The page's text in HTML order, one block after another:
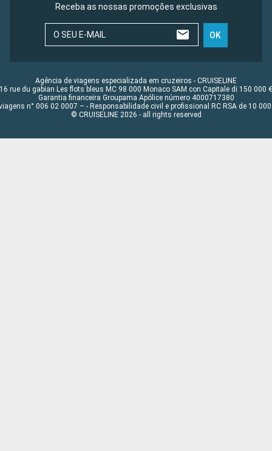
Receba as nossas promoções exclusivas
O SEU E-MAIL OK
Agência de viagens especializada em cruzeiros - CRUISELINE
16 rue du gabian Les flots bleus MC 98 000 Monaco SAM con Capitale di 150 000 €
Garantia financeira Groupama Apólice número 4000717380
n° 006 02 0007 – - Responsabilidade civil e profissional RC RSA de 10 000
© CRUISELINE 2026 - all rights reserved